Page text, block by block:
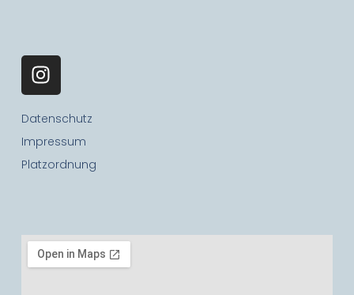
Datenschutz
Impressum
Platzordnung